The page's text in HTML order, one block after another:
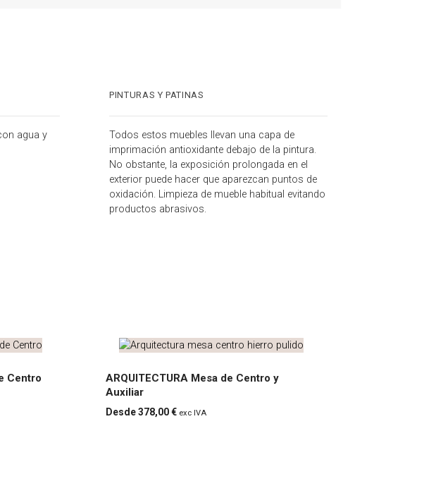
agua y
PINTURAS Y PATINAS
Todos estos muebles llevan una capa de
imprimación antioxidante debajo de la pintura.
No obstante, la exposición prolongada en el
exterior puede hacer que aparezcan puntos de
oxidación. Limpieza de mueble habitual evitando
productos abrasivos.
Centro
ARQUITECTURA
ARQUITECTURA Mesa de Centro y
Auxiliar
378,00 € exc IVA